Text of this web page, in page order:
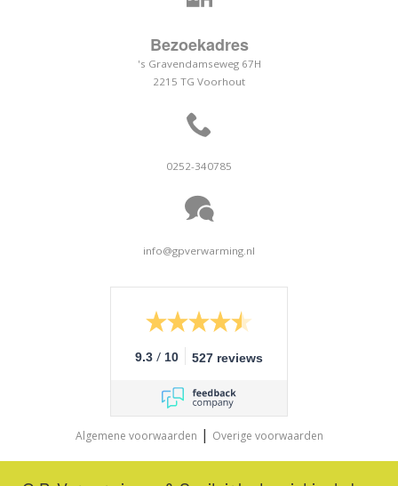
Bezoekadres
's Gravendamseweg 67H
2215 TG Voorhout
0252-340785
info@gpverwarming.nl
9.3 / 10 527 reviews
Algemene voorwaarden | Overige voorwaarden